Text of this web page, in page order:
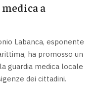
a
Labanca, esponente
ha promosso un
guardia medica locale
dei cittadini.